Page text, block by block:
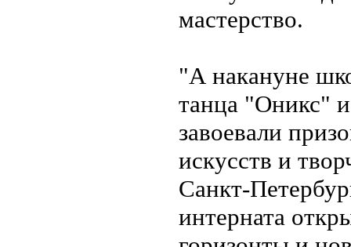
мастерство.
"А накануне
танца "Оникс"
завоевали
искусств и
Санкт-
интерната